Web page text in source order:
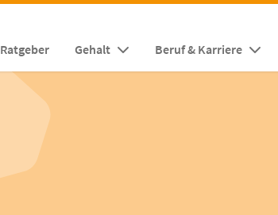
Ratgeber Gehalt Beruf & Karriere